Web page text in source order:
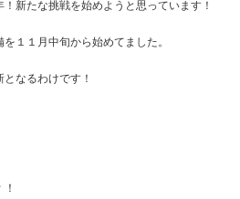
新たな挑戦を始めようと思っています！
１１月中旬から始めてました。
なるわけです！